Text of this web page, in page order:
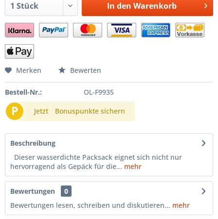
In den Warenkorb
Merken Bewerten
Bestell-Nr.: OL-F9935
P Jetzt Bonuspunkte sichern
Beschreibung
Dieser wasserdichte Packsack eignet sich nicht nur
hervorragend als Gepäck für die... mehr
Bewertungen
0
Bewertungen lesen, schreiben und diskutieren... mehr